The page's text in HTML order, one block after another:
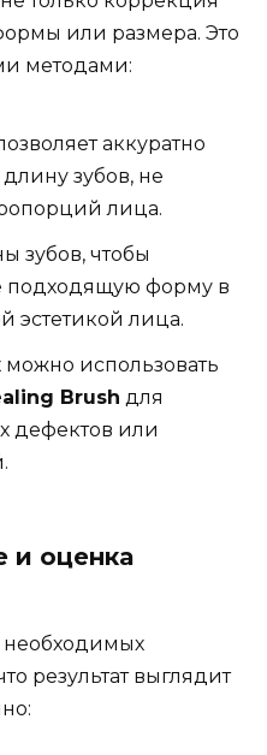
или размера. Это
методами:
аккуратно
зубов, не
лица.
зубов, чтобы
подходящую форму в
эстетикой лица.
можно использовать
Brush для
дефектов или
и оценка
необходимых
результат выглядит